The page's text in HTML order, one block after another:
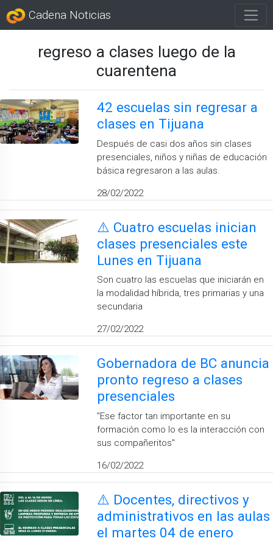
Cadena Noticias
regreso a clases luego de la
cuarentena
42 escuelas sin regresar a
clases en Tijuana
Después de casi dos años sin clases
presenciales, niños y niñas de educación
básica regresaron a las aulas.
28/02/2022
⚠️ Cuatro escuelas inician
clases presenciales este
Lunes en Tijuana
Son cuatro las escuelas que iniciarán en
la modalidad híbrida, tres primarias y una
secundaria
27/02/2022
Gobernadora de BC anuncia
pronto regreso a clases
presenciales
''Ese factor tan importante en su
formación como lo es la interacción con
sus compañeritos''
16/02/2022
⚠️ Docentes, directivos y
administrativos en las aulas
el martes 04 de enero